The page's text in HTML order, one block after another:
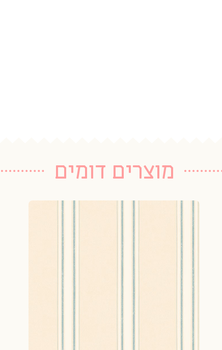
מוצרים דומים